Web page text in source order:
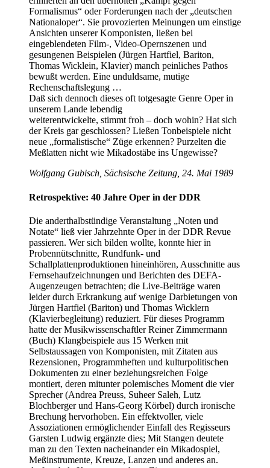
Formalismus“ oder Forderungen nach der „deutschen
Nationaloper“. Sie provozierten Meinungen um einstige
Ansichten unserer Komponisten, ließen bei
eingeblendeten Film-, Video-Opernszenen und
gesungenen Beispielen (Jürgen Hartfiel, Bariton,
Thomas Wicklein, Klavier) manch peinliches Pathos
bewußt werden. Eine unduldsame, mutige
Rechenschaftslegung …
Daß sich dennoch dieses oft totgesagte Genre Oper in
unserem Lande lebendig
weiterentwickelte, stimmt froh – doch wohin? Hat sich
der Kreis gar geschlossen? Ließen Tonbeispiele nicht
neue „formalistische“ Züge erkennen? Purzelten die
Meßlatten nicht wie Mikadostäbe ins Ungewisse?
Wolfgang Gubisch, Sächsische Zeitung, 24. Mai 1989
Retrospektive: 40 Jahre Oper in der DDR
Die anderthalbstündige Veranstaltung „Noten und
Notate“ ließ vier Jahrzehnte Oper in der DDR Revue
passieren. Wer sich bilden wollte, konnte hier in
Probennütschnitte, Rundfunk- und
Schallplattenproduktionen hineinhören, Ausschnitte aus
Fernsehaufzeichnungen und Berichten des DEFA-
Augenzeugen betrachten; die Live-Beiträge waren
leider durch Erkrankung auf wenige Darbietungen von
Jürgen Hartfiel (Bariton) und Thomas Wicklern
(Klavierbegleitung) reduziert. Für dieses Programm
hatte der Musikwissenschaftler Reiner Zimmermann
(Buch) Klangbeispiele aus 15 Werken mit
Selbstaussagen von Komponisten, mit Zitaten aus
Rezensionen, Programmheften und kulturpolitischen
Dokumenten zu einer beziehungsreichen Folge
montiert, deren mitunter polemisches Moment die vier
Sprecher (Andrea Preuss, Suheer Saleh, Lutz
Blochberger und Hans-Georg Körbel) durch ironische
Brechung hervorhoben. Ein effektvoller, viele
Assoziationen ermöglichender Einfall des Regisseurs
Garsten Ludwig ergänzte dies; Mit Stangen deutete
man zu den Texten nacheinander ein Mikadospiel,
Meßinstrumente, Kreuze, Lanzen und anderes an.